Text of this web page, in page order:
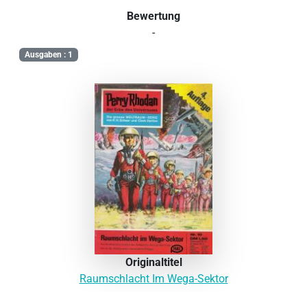
Bewertung
-
Ausgaben : 1
Originaltitel
Raumschlacht Im Wega-Sektor